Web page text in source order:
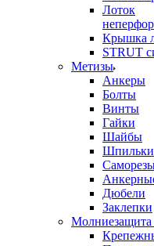
Лоток
Крышка
STRUT
Метизы
Анкеры
Болты
Винты
Гайки
Шайбы
Шпильки
Дюбели
Заклепки
Молниезащита